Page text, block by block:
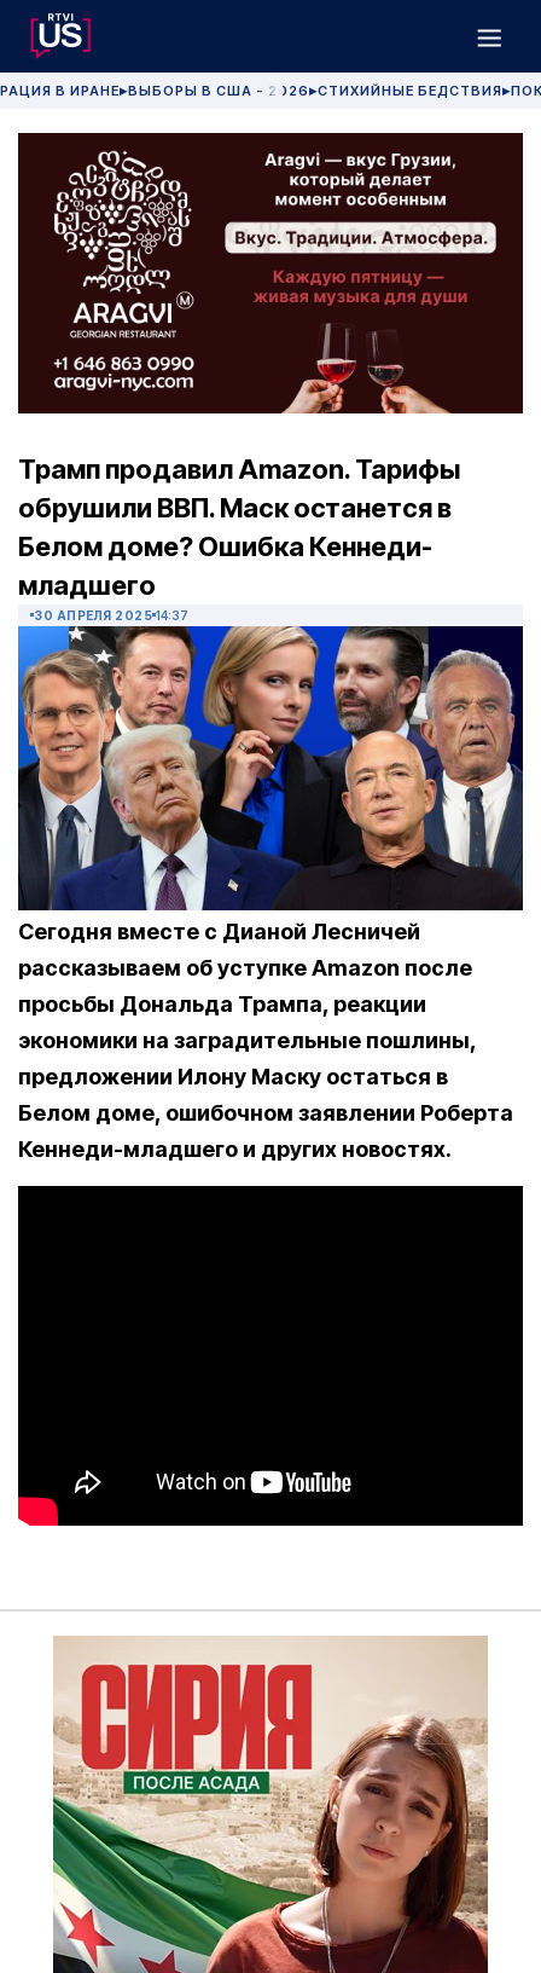
В ИРАНЕ▶ВЫБОРЫ В США - 2026 ▶СТИХИЙНЫЕ БЕДСТВИЯ▶
Трамп продавил Amazon. Тарифы
обрушили ВВП. Маск останется в
Белом доме? Ошибка Кеннеди-
младшего
30 АПРЕЛЯ 2025 14:37
Сегодня вместе с Дианой Лесничей
рассказываем об уступке Amazon после
просьбы Дональда Трампа, реакции
экономики на заградительные пошлины,
предложении Илону Маску остаться в
Белом доме, ошибочном заявлении Роберта
Кеннеди-младшего и других новостях.